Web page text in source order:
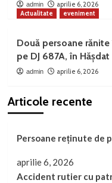
admin
aprilie 6, 2026
Actualitate
eveniment
Două persoane
pe DJ 687A, în Hășdat
admin aprilie 6, 2026
Articole recente
Persoane reținute de
aprilie 6, 2026
Accident rutier cu